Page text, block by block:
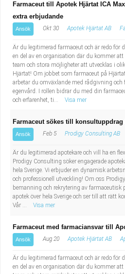
Kultur, media, design
Militärt arbete
Naturbruk
Naturvetenskapligt arbete
Sanering och renhållning
Socialt arbete
Säkerhetsarbete
Transport
Tidningsbud/
Lärare i fritidshem/
Taxiförare/Taxichaufför
Läkarsekreterare/
Lastbilsförare m.fl.
Fastighetsskötare
Informatör/Kommunikatör
Brevbärare
Sjuksköterska, grundutbildad
Kock, storhushåll
Farmaceut till Apotek Hjärtat ICA
extra erbjudande
Ansök Okt 30 Apotek Hjärtat AB
Är du legitimerad farmaceut och är redo för
en del av en organisation där du kommer
team och stora möjligheter att utvecklas i
Hjärtat! Om jobbet som farmaceut på
arbetar du omväxlande med rådgivning och
egenvård. I rollen bidrar du med din
och erfarenhet, ti...
Visa mer
Farmaceut sökes till
Ansök Feb 5 Prodigy Consulting AB
Är du legitimerad apotekare och vill ha en
Prodigy Consulting söker engagerade
hela Sverige. Vi erbjuder en dynamisk
och professionell utveckling! Om oss
bemanning och rekrytering av farmaceutisk
apotek över hela Sverige och ser till att rätt
Vår ...
Visa mer
Farmaceut med farmaciansvar till
Ansök Aug 20 Apotek Hjärtat AB
Är du legitimerad farmaceut och är redo för
en del av en organisation där du kommer